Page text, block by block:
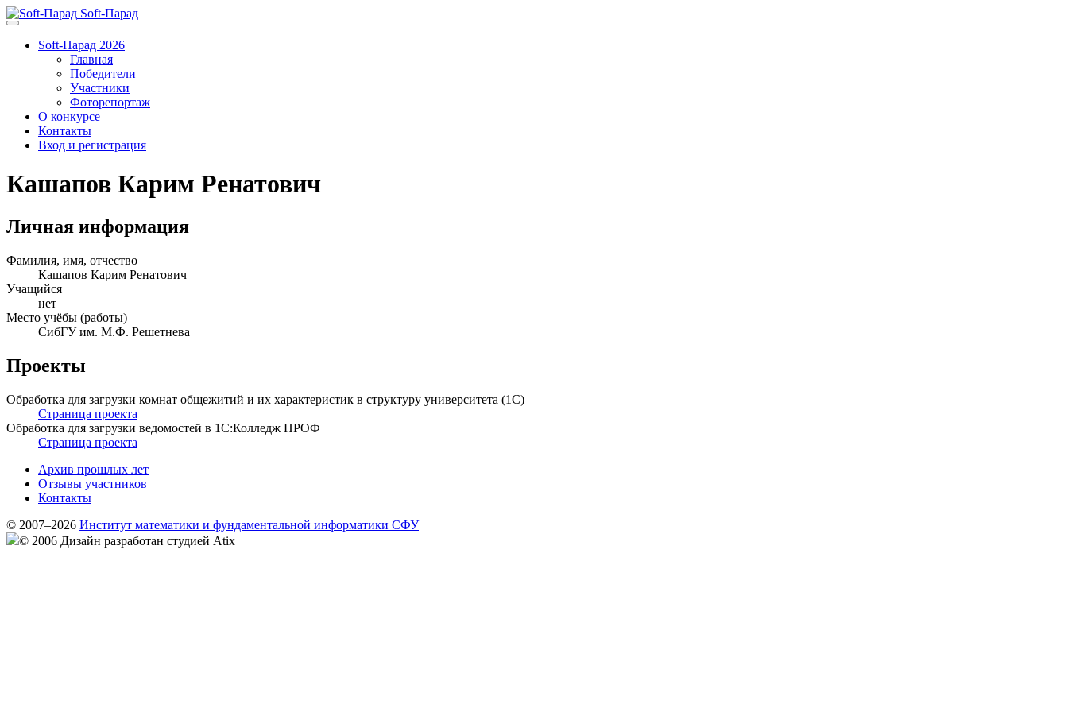
Soft-Парад
Soft-Парад 2026
Главная
Победители
Участники
Фоторепортаж
О конкурсе
Контакты
Вход и регистрация
Кашапов Карим Ренатович
Личная информация
Фамилия, имя, отчество
Кашапов Карим Ренатович
Учащийся
нет
Место учёбы (работы)
СибГУ им. М.Ф. Решетнева
Проекты
Обработка для загрузки комнат общежитий и их характеристик в структуру университета (1С)
Страница проекта
Обработка для загрузки ведомостей в 1С:Колледж ПРОФ
Страница проекта
Архив прошлых лет
Отзывы участников
Контакты
© 2007–2026 Институт математики и фундаментальной информатики СФУ
© 2006 Дизайн разработан студией Atix